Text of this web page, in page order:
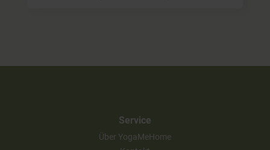
Service
Über YogaMeHome